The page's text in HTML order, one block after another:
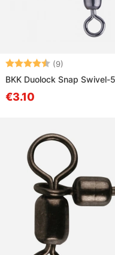
Qu’est-ce qu’un
Note: (9)
BKK Duolock Snap Swivel-
€3.10